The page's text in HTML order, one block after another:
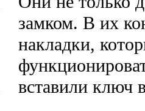
замком. В их
накладки,
вставили ключ